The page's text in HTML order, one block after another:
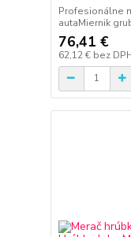
Profesionálne
autaMiernik
76,41 €
62,12 € bez